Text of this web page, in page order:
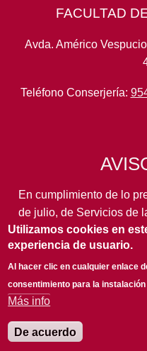
FACULTAD
Avda. Américo
Teléfono Conserjería:
En cumplimiento de lo
de julio, de Servicios de
de Comercio
legal aplicación, se
usuarios de este portal
siguientes datos de
Utilizamos cookies en
experiencia de usuario.
Al hacer clic en cualquier enlace
consentimiento para la
Más info
De acuerdo